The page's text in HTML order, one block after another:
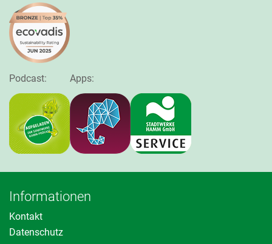
Podcast: Apps:
Informationen
Kontakt
Datenschutz